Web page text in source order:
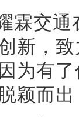
霖交
新，
为有
颖而